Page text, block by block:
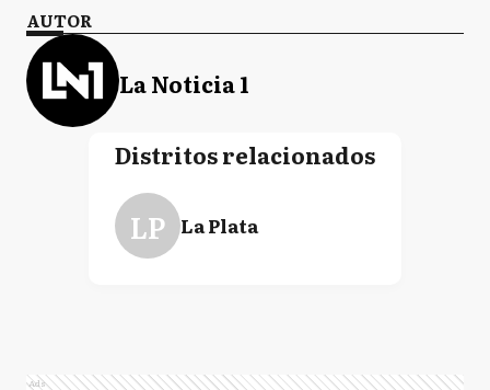
AUTOR
La Noticia 1
Distritos relacionados
LP La Plata
Ads